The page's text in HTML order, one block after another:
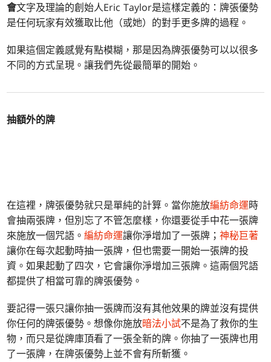
會文字及理論的創始人Eric Taylor是這樣定義的：牌張優勢
是任何玩家有效獲取比他（或她）的對手更多牌的過程。
如果這個定義感覺有點模糊，那是因為牌張優勢可以以很多
不同的方式呈現。讓我們先從最簡單的開始。
抽額外的牌
在這裡，牌張優勢就只是單純的計算。當你施放編紡命運時
會抽兩張牌，但別忘了不管怎麼樣，你還要從手中花一張牌
來施放一個咒語。編紡命運讓你淨增加了一張牌；神秘巨著
讓你在每次起動時抽一張牌，但也需要一開始一張牌的投
資。如果起動了四次，它會讓你淨增加三張牌。這兩個咒語
都提供了相當可靠的牌張優勢。
要記得一張只讓你抽一張牌而沒有其他效果的牌並沒有提供
你任何的牌張優勢。想像你施放暗法小試不是為了救你的生
物，而只是從牌庫頂看了一張全新的牌。你抽了一張牌也用
了一張牌，在牌張優勢上並不會有所斬獲。